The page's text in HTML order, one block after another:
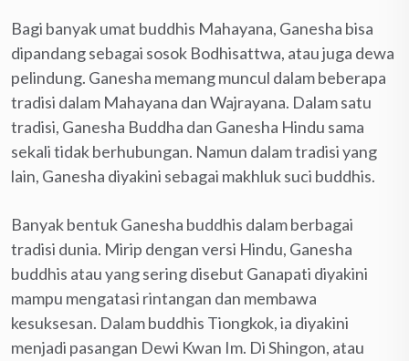
Bagi banyak umat buddhis Mahayana, Ganesha bisa
dipandang sebagai sosok Bodhisattwa, atau juga dewa
pelindung. Ganesha memang muncul dalam beberapa
tradisi dalam Mahayana dan Wajrayana. Dalam satu
tradisi, Ganesha Buddha dan Ganesha Hindu sama
sekali tidak berhubungan. Namun dalam tradisi yang
lain, Ganesha diyakini sebagai makhluk suci buddhis.
Banyak bentuk Ganesha buddhis dalam berbagai
tradisi dunia. Mirip dengan versi Hindu, Ganesha
buddhis atau yang sering disebut Ganapati diyakini
mampu mengatasi rintangan dan membawa
kesuksesan. Dalam buddhis Tiongkok, ia diyakini
menjadi pasangan Dewi Kwan Im. Di Shingon, atau